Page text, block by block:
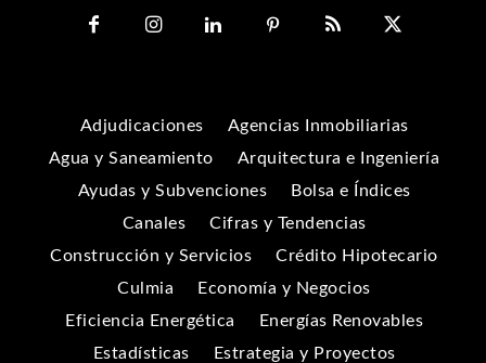
Adjudicaciones
Agencias Inmobiliarias
Agua y Saneamiento
Arquitectura e Ingeniería
Ayudas y Subvenciones
Bolsa e Índices
Canales
Cifras y Tendencias
Construcción y Servicios
Crédito Hipotecario
Culmia
Economía y Negocios
Eficiencia Energética
Energías Renovables
Estadísticas
Estrategia y Proyectos